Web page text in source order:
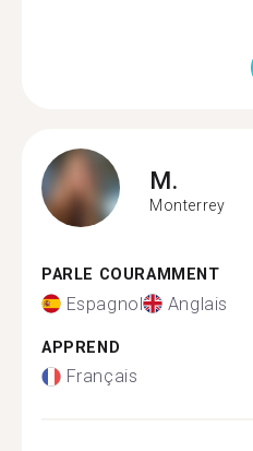
M.
Monterrey
PARLE COURAMMENT
Espagnol Anglais
APPREND
Français